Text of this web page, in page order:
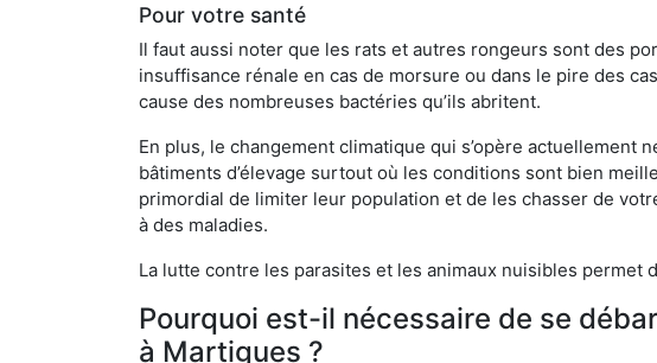
Pour votre santé
Il faut aussi noter que les rats et autres rongeurs sont des
insuffisance rénale en cas de morsure ou dans le pire des
cause des nombreuses bactéries qu’ils abritent.
En plus, le changement climatique qui s’opère actuellement
bâtiments d’élevage surtout où les conditions sont bien
primordial de limiter leur population et de les chasser de
à des maladies.
La lutte contre les parasites et les animaux nuisibles
Pourquoi est-il nécessaire de se
à Martigues ?